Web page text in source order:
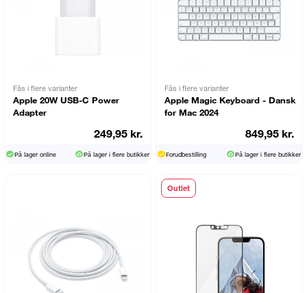
Fås i flere varianter
Apple 20W USB-C Power
Adapter
249,95 kr.
På lager online På lager i flere butikker
Fås i flere varianter
Apple Magic Keyboard - Dansk
for Mac 2024
849,95 kr.
Forudbestilling På lager i flere butikker
Outlet